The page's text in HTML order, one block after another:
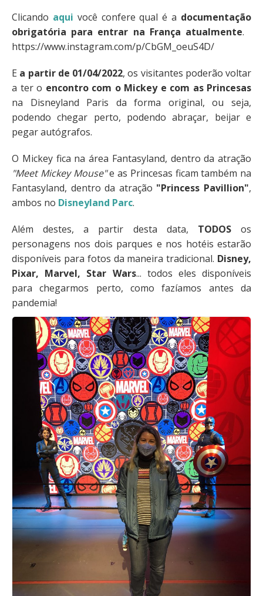
Clicando aqui você confere qual é a documentação
obrigatória para entrar na França atualmente.
https://www.instagram.com/p/CbGM_oeuS4D/
E a partir de 01/04/2022, os visitantes poderão voltar
a ter o encontro com o Mickey e com as Princesas
na Disneyland Paris da forma original, ou seja,
podendo chegar perto, podendo abraçar, beijar e
pegar autógrafos.
O Mickey fica na área Fantasyland, dentro da atração
"Meet Mickey Mouse"e as Princesas ficam também na
Fantasyland, dentro da atração "Princess Pavillion",
ambos no Disneyland Parc.
Além destes, a partir desta data, TODOSos
personagens nos dois parques e nos hotéis estarão
disponíveis para fotos da maneira tradicional. Disney,
Pixar, Marvel, Star Wars... todos eles disponíveis
para chegarmos perto, como fazíamos antes da
pandemia!